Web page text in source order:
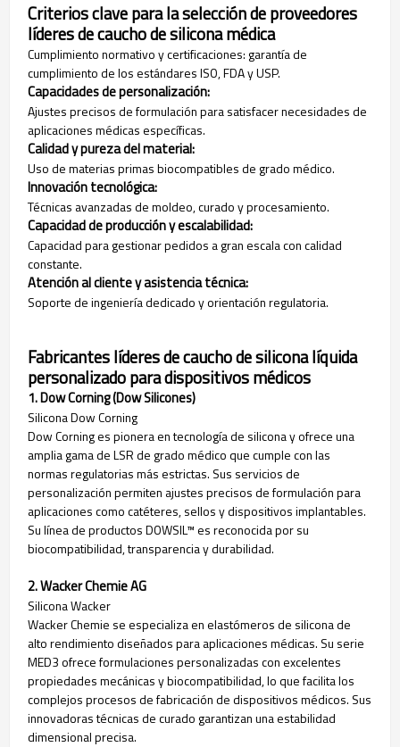
Criterios clave para la selección de proveedores
líderes de caucho de silicona médica
Cumplimiento normativo y certificaciones: garantía de
cumplimiento de los estándares ISO, FDA y USP.
Capacidades de personalización:
Ajustes precisos de formulación para satisfacer necesidades de
aplicaciones médicas específicas.
Calidad y pureza del material:
Uso de materias primas biocompatibles de grado médico.
Innovación tecnológica:
Técnicas avanzadas de moldeo, curado y procesamiento.
Capacidad de producción y escalabilidad:
Capacidad para gestionar pedidos a gran escala con calidad
constante.
Atención al cliente y asistencia técnica:
Soporte de ingeniería dedicado y orientación regulatoria.
Fabricantes líderes de caucho de silicona líquida
personalizado para dispositivos médicos
1. Dow Corning (Dow Silicones)
Silicona Dow Corning
Dow Corning es pionera en tecnología de silicona y ofrece una
amplia gama de LSR de grado médico que cumple con las
normas regulatorias más estrictas. Sus servicios de
personalización permiten ajustes precisos de formulación para
aplicaciones como catéteres, sellos y dispositivos implantables.
Su línea de productos DOWSIL™ es reconocida por su
biocompatibilidad, transparencia y durabilidad.
2. Wacker Chemie AG
Silicona Wacker
Wacker Chemie se especializa en elastómeros de silicona de
alto rendimiento diseñados para aplicaciones médicas. Su serie
MED3 ofrece formulaciones personalizadas con excelentes
propiedades mecánicas y biocompatibilidad, lo que facilita los
complejos procesos de fabricación de dispositivos médicos. Sus
innovadoras técnicas de curado garantizan una estabilidad
dimensional precisa.